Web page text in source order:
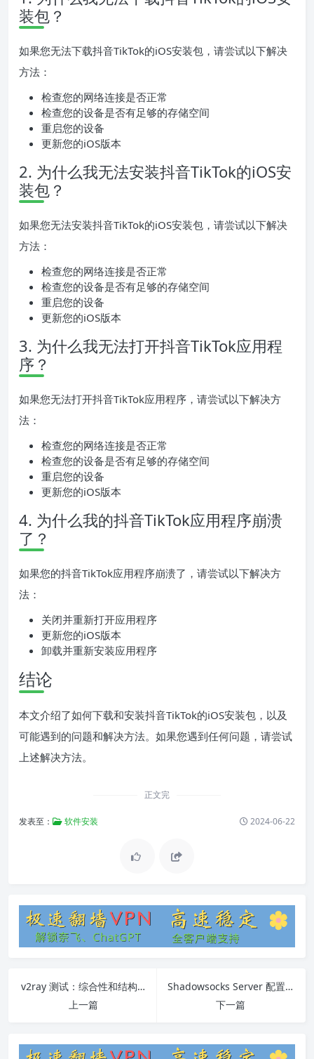
装包？
如果您无法下载抖音TikTok的iOS安装包，请尝试以下解决
方法：
检查您的网络连接是否正常
检查您的设备是否有足够的存储空间
重启您的设备
更新您的iOS版本
2. 为什么我无法安装抖音TikTok的iOS安
装包？
如果您无法安装抖音TikTok的iOS安装包，请尝试以下解决
方法：
检查您的网络连接是否正常
检查您的设备是否有足够的存储空间
重启您的设备
更新您的iOS版本
3. 为什么我无法打开抖音TikTok应用程
序？
如果您无法打开抖音TikTok应用程序，请尝试以下解决方
法：
检查您的网络连接是否正常
检查您的设备是否有足够的存储空间
重启您的设备
更新您的iOS版本
4. 为什么我的抖音TikTok应用程序崩溃
了？
如果您的抖音TikTok应用程序崩溃了，请尝试以下解决方
法：
关闭并重新打开应用程序
更新您的iOS版本
卸载并重新安装应用程序
结论
本文介绍了如何下载和安装抖音TikTok的iOS安装包，以及
可能遇到的问题和解决方法。如果您遇到任何问题，请尝试
上述解决方法。
正文完
发表至： 软件安装 2024-06-22
v2ray 测试：综合性和结构良好的文章
上一篇
Shadowsocks Server 配置教程
下一篇